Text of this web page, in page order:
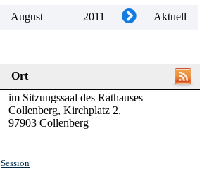
August 2011 Aktuell
Ort
im Sitzungssaal des Rathauses
Collenberg, Kirchplatz 2,
97903 Collenberg
Session